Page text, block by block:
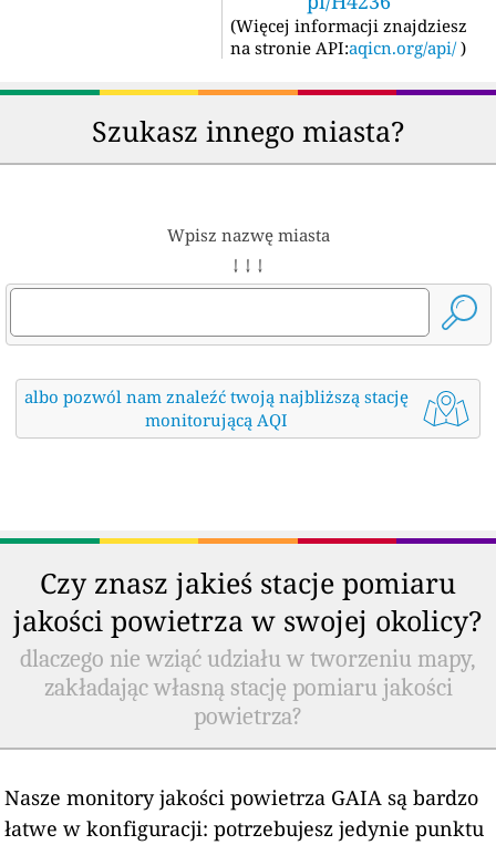
(Więcej informacji znajdziesz
na stronie API:aqicn.org/api/ )
Szukasz innego miasta?
Wpisz nazwę miasta
↓ ↓ ↓
albo pozwól nam znaleźć twoją najbliższą stację
monitorującą AQI
Czy znasz jakieś stacje pomiaru
jakości powietrza w swojej okolicy?
dlaczego nie wziąć udziału w tworzeniu mapy,
zakładając własną stację pomiaru jakości
powietrza?
Nasze monitory jakości powietrza GAIA są bardzo
łatwe w konfiguracji: potrzebujesz jedynie punktu